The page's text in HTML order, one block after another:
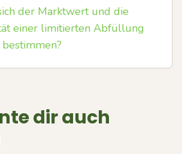
der Marktwert und die
einer limitierten Abfüllung
dir auch